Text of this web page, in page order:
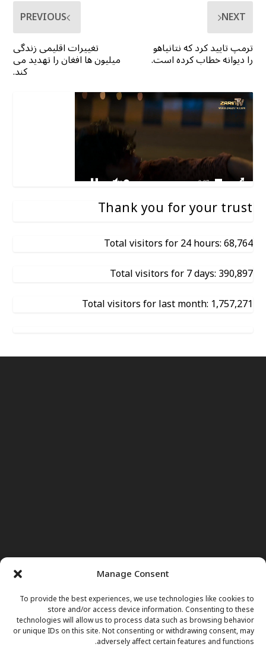
Manage Consent
To provide the best experiences, we use technologies like cookies to
store and/or access device information. Consenting to these
technologies will allow us to process data such as browsing behavior
or unique IDs on this site. Not consenting or withdrawing consent, may
adversely affect certain features and functions.
PREVIOUS
تغییرات اقلیمی زندگی
میلیون ها افغان را تهدید می
کند.
NEXT
ترمپ تایید کرد که نتانیاهو
را دیوانه خطاب کرده است.
Thank you for your trust
Total visitors for 24 hours: 68,764
Total visitors for 7 days: 390,897
Total visitors for last month: 1,757,271